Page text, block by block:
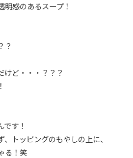
感のあるスープ！
？
けど・・・？？？
す！
トッピングのもやしの上に、
る！笑